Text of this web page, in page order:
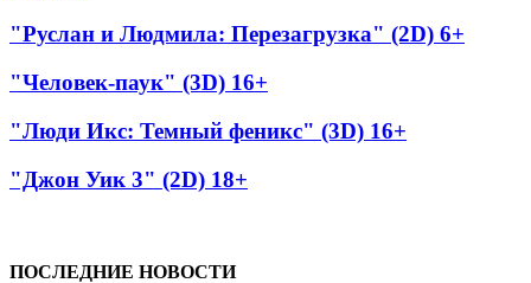
"Руслан и Людмила: Перезагрузка" (2D) 6+
"Человек-паук" (3D) 16+
"Люди Икс: Темный феникс" (3D) 16+
"Джон Уик 3" (2D) 18+
ПОСЛЕДНИЕ НОВОСТИ